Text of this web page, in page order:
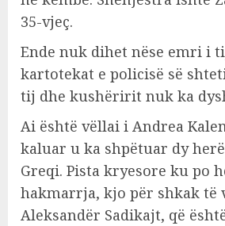
35-vjeç.
Ende nuk dihet nëse emri i
kartotekat e policisë së
tij dhe kushëririt nuk ka
Ai është vëllai i Andrea
kaluar u ka shpëtuar dy
Greqi. Pista kryesore ku po
hakmarrja, kjo për shkak të
Aleksandër Sadikajt, që